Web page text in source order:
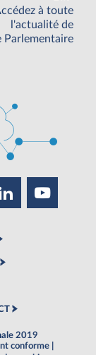
à toute
l'actualité de
Parlementaire
2019
conforme